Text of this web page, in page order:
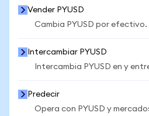
Vender PYUSD
Cambia PYUSD por efectivo.
Intercambiar PYUSD
Intercambia PYUSD en y
Predecir
Opera con PYUSD y